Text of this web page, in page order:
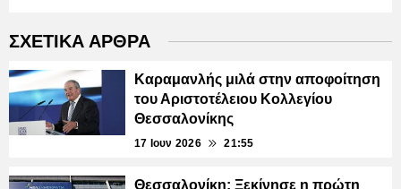
ΣΧΕΤΙΚΑ ΑΡΘΡΑ
Καραμανλής μιλά στην αποφοίτηση
του Αριστοτέλειου Κολλεγίου
Θεσσαλονίκης
17 Ιουν 2026 21:55
Θεσσαλονίκη: Ξεκίνησε η πρώτη